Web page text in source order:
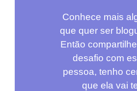
Conhece mais
que quer ser
Então
desafio com
pessoa, tenho
que ela vai